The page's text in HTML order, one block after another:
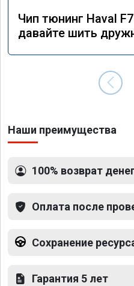
Чип тюнинг Haval
давайте шить
Наши преимущества
100% возврат
Оплата после
Сохранение
Гарантия 5 лет